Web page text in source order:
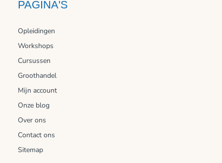
PAGINA'S
Opleidingen
Workshops
Cursussen
Groothandel
Mijn account
Onze blog
Over ons
Contact ons
Sitemap